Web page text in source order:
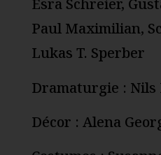
Esra Schreier,
Paul Maximilian,
Lukas T. Sperber
Dramaturgie : Nils
Décor : Alena